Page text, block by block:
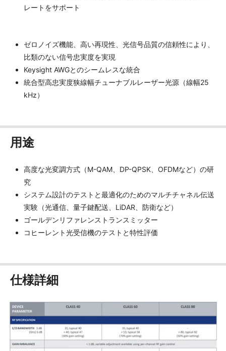
レートをサポート
ゼロノイズ機能、高い再現性、光信号品質の信頼性により、
比類のない信号忠実度を実現
Keysight AWGとのシームレスな統合
統合型高忠実度狭線幅チューナブルレーザー光源（線幅25
kHz）
用途
高度な光変調方式（M-QAM、DP-QPSK、OFDMなど）の研
究
システム設計のテストと最適化のためのマルチチャネル伝送
実験（光通信、量子鍵配送、LiDAR、防衛など）
ゴールデンリファレンストランスミッター
コヒーレント光受信機のテストと特性評価
仕様詳細